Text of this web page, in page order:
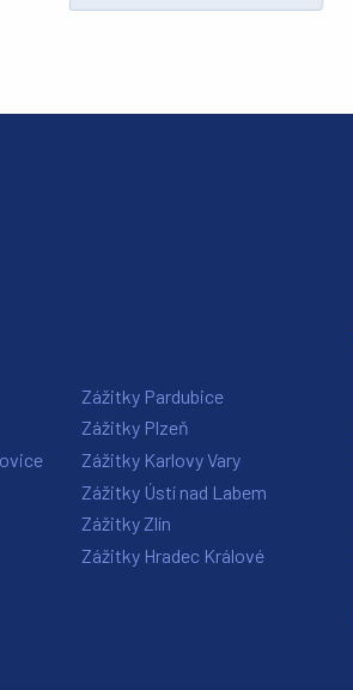
Zážitky Pardubice
Zážitky Plzeň
Zážitky Karlovy Vary
Zážitky Ústí nad Labem
Zážitky Zlín
Zážitky Hradec Králové